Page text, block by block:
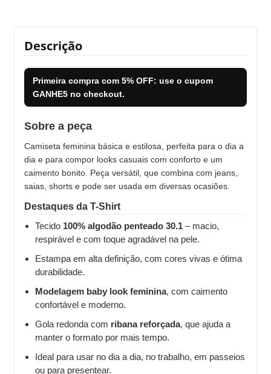
Descrição
Primeira compra com 5% OFF: use o cupom
GANHE5 no checkout.
Sobre a peça
Camiseta feminina básica e estilosa, perfeita para o dia a
dia e para compor looks casuais com conforto e um
caimento bonito. Peça versátil, que combina com jeans,
saias, shorts e pode ser usada em diversas ocasiões.
Destaques da T-Shirt
Tecido 100% algodão penteado 30.1 – macio,
respirável e com toque agradável na pele.
Estampa em alta definição, com cores vivas e ótima
durabilidade.
Modelagem baby look feminina, com caimento
confortável e moderno.
Gola redonda com ribana reforçada, que ajuda a
manter o formato por mais tempo.
Ideal para usar no dia a dia, no trabalho, em passeios
ou para presentear.